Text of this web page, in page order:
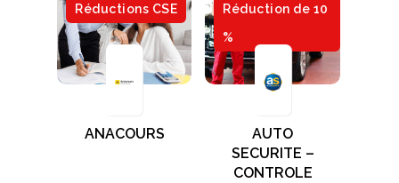
Réductions CSE
ANACOURS
Réduction de 10
%
AUTO
SECURITE –
CONTROLE